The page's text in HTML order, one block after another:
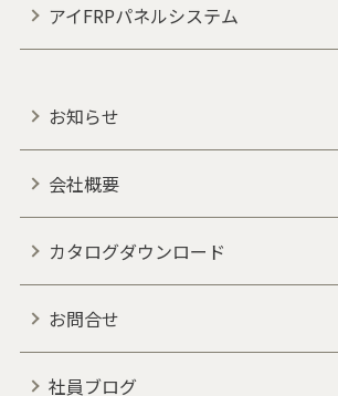
アイFRPパネルシステム
お知らせ
会社概要
カタログダウンロード
お問合せ
社員ブログ